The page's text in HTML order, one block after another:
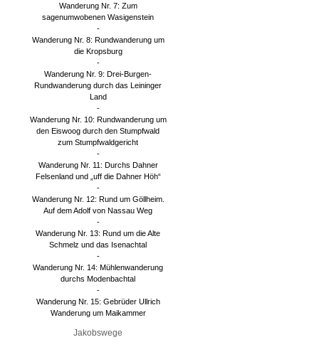
Wanderung Nr. 7: Zum
sagenumwobenen Wasigenstein
-
Wanderung Nr. 8: Rundwanderung um
die Kropsburg
-
Wanderung Nr. 9: Drei-Burgen-
Rundwanderung durch das Leininger
Land
-
Wanderung Nr. 10: Rundwanderung um
den Eiswoog durch den Stumpfwald
zum Stumpfwaldgericht
-
Wanderung Nr. 11: Durchs Dahner
Felsenland und „uff die Dahner Höh“
-
Wanderung Nr. 12: Rund um Göllheim.
Auf dem Adolf von Nassau Weg
-
Wanderung Nr. 13: Rund um die Alte
Schmelz und das Isenachtal
-
Wanderung Nr. 14: Mühlenwanderung
durchs Modenbachtal
-
Wanderung Nr. 15: Gebrüder Ullrich
Wanderung um Maikammer
Jakobswege